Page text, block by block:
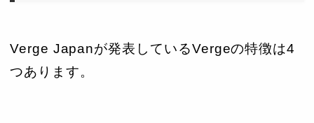
Verge Japanが発表しているVergeの特徴は4
つあります。